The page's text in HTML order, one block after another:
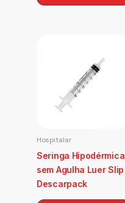
Hospitalar
Seringa Hipodérmica
sem Agulha Luer Slip
Descarpack